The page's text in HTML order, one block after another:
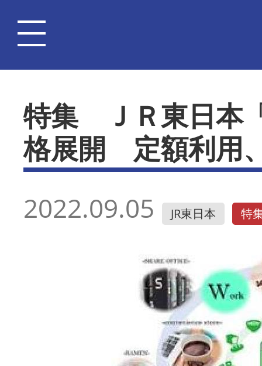
特集 ＪＲ東日本
格展開 定額利用
2022.09.05 JR東日本 特